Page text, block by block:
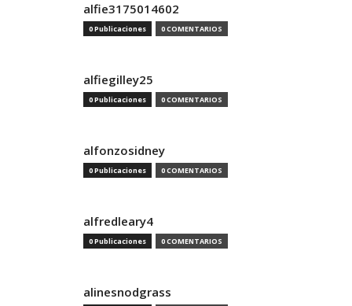
alfie3175014602
0 Publicaciones 0 COMENTARIOS
alfiegilley25
0 Publicaciones 0 COMENTARIOS
alfonzosidney
0 Publicaciones 0 COMENTARIOS
alfredleary4
0 Publicaciones 0 COMENTARIOS
alinesnodgrass